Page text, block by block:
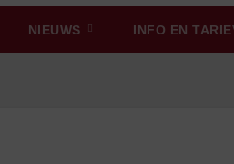
NIEUWS INFO EN